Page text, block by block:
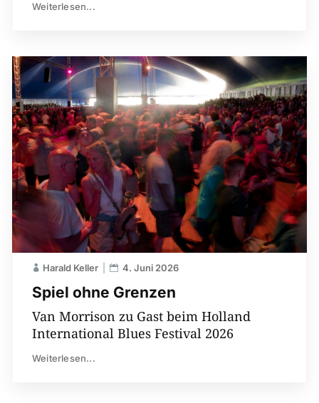
Weiterlesen...
Spiel ohne Grenzen
Harald Keller 4. Juni 2026
Van Morrison zu Gast beim Holland
International Blues Festival 2026
Weiterlesen...